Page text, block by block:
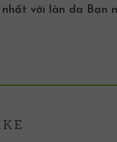
nhất với làn da Bạn